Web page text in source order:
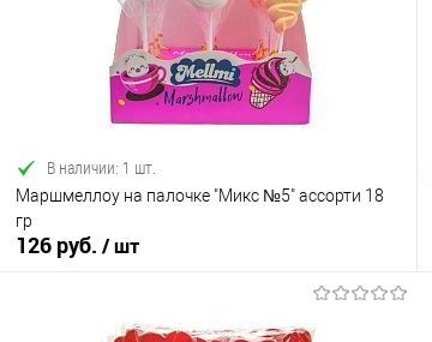
В наличии: 1 шт.
Маршмеллоу на палочке "Микс №5" ассорти 18
гр
126 руб. / шт